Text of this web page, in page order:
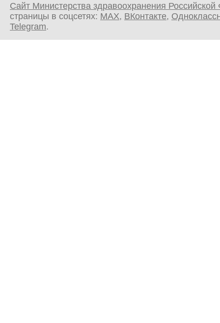
Сайт Министерства здравоохранения
страницы в соцсетях: MAX, ВКонтакте,
Telegram.